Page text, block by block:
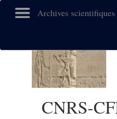
Archives
CNRS-